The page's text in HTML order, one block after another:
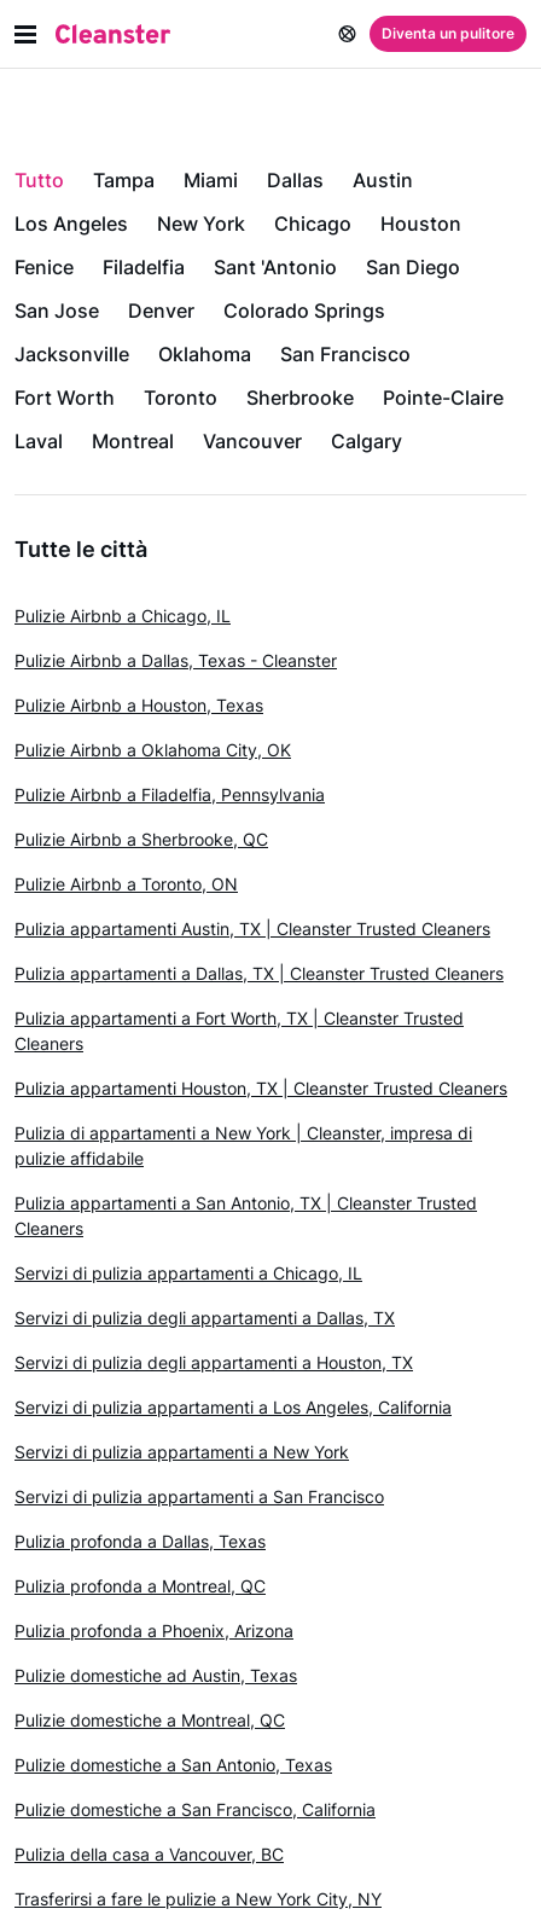
Diventa un pulitore
Tutto Tampa Miami Dallas
Austin
Los Angeles
New York Chicago
Houston
Fenice
Filadelfia Sant 'Antonio
San Diego
San Jose
Denver
Colorado Springs
Jacksonville
Oklahoma
San Francisco
Fort Worth
Toronto Sherbrooke
Pointe-Claire
Laval
Montreal Vancouver Calgary
Tutte le città
Pulizie Airbnb a Chicago, IL
Pulizie Airbnb a Dallas, Texas - Cleanster
Pulizie Airbnb a Houston, Texas
Pulizie Airbnb a Oklahoma City, OK
Pulizie Airbnb a Filadelfia, Pennsylvania
Pulizie Airbnb a Sherbrooke, QC
Pulizie Airbnb a Toronto, ON
Pulizia appartamenti Austin, TX | Cleanster Trusted Cleaners
Pulizia appartamenti a Dallas, TX | Cleanster Trusted Cleaners
Pulizia appartamenti a Fort Worth, TX | Cleanster Trusted
Cleaners
Pulizia appartamenti Houston, TX | Cleanster Trusted Cleaners
Pulizia di appartamenti a New York | Cleanster, impresa di
pulizie affidabile
Pulizia appartamenti a San Antonio, TX | Cleanster Trusted
Cleaners
Servizi di pulizia appartamenti a Chicago, IL
Servizi di pulizia degli appartamenti a Dallas, TX
Servizi di pulizia degli appartamenti a Houston, TX
Servizi di pulizia appartamenti a Los Angeles, California
Servizi di pulizia appartamenti a New York
Servizi di pulizia appartamenti a San Francisco
Pulizia profonda a Dallas, Texas
Pulizia profonda a Montreal, QC
Pulizia profonda a Phoenix, Arizona
Pulizie domestiche ad Austin, Texas
Pulizie domestiche a Montreal, QC
Pulizie domestiche a San Antonio, Texas
Pulizie domestiche a San Francisco, California
Pulizia della casa a Vancouver, BC
Trasferirsi a fare le pulizie a New York City, NY